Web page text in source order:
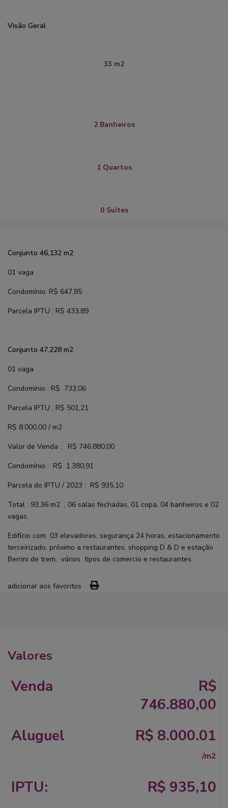
Visão Geral
33 m2
2 Banheiros
1 Quartos
0 Suítes
Conjunto 46,132 m2
01 vaga
Condomínio: R$ 647,85
Parcela IPTU : R$ 433,89
Conjunto 47,228 m2
01 vaga
Condomínio : R$ 733,06
Parcela IPTU : R$ 501,21
R$ 8.000,00 / m2
Valor de Venda : R$ 746.880,00
Condomínio : R$ 1.380,91
Parcela do IPTU / 2023 : R$ 935,10
Total : 93,36 m2 , 06 salas fechadas, 01 copa, 04 banheiros e 02
vagas.
Edifício com 03 elevadores, segurança 24 horas, estacionamento
terceirizado, próximo a restaurantes, shopping D & D e estação
Berrini de trem, vários tipos de comercio e restaurantes.
adicionar aos favoritos
Valores
Venda
R$
746.880,00
Aluguel
R$ 8.000.01
/m2
IPTU: R$ 935,10